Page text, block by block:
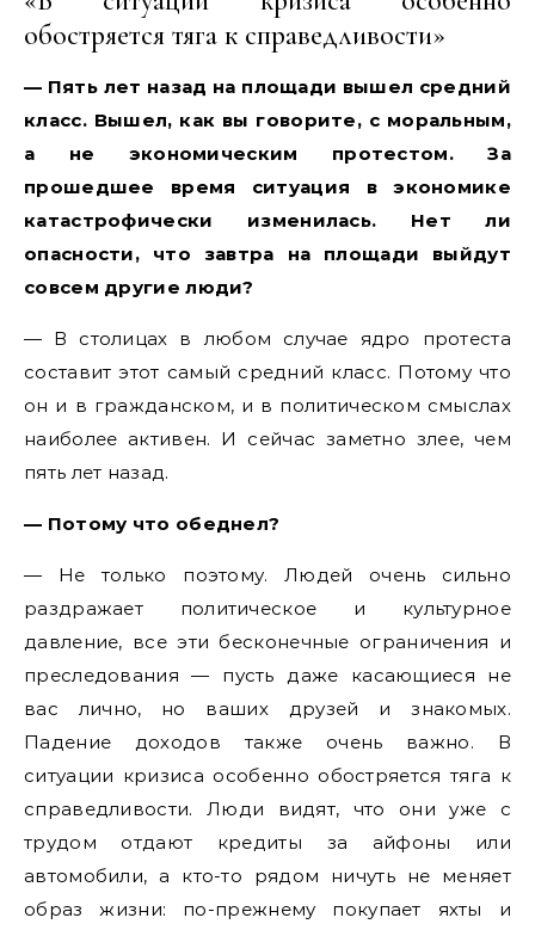
обостряется тяга к справедливости»
— Пять лет назад на площади вышел средний
класс. Вышел, как вы говорите, с моральным,
а не экономическим протестом. За
прошедшее время ситуация в экономике
катастрофически изменилась. Нет ли
опасности, что завтра на площади выйдут
совсем другие люди?
— В столицах в любом случае ядро протеста
составит этот самый средний класс. Потому что
он и в гражданском, и в политическом смыслах
наиболее активен. И сейчас заметно злее, чем
пять лет назад.
— Потому что обеднел?
— Не только поэтому. Людей очень сильно
раздражает политическое и культурное
давление, все эти бесконечные ограничения и
преследования — пусть даже касающиеся не
вас лично, но ваших друзей и знакомых.
Падение доходов также очень важно. В
ситуации кризиса особенно обостряется тяга к
справедливости. Люди видят, что они уже с
трудом отдают кредиты за айфоны или
автомобили, а кто-то рядом ничуть не меняет
образ жизни: по-прежнему покупает яхты и